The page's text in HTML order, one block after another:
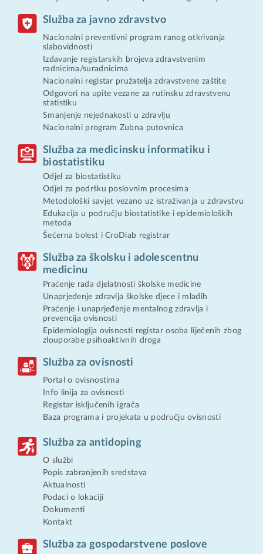
Služba za javno zdravstvo
Nacionalni preventivni program ranog otkrivanja
slabovidnosti
Izdavanje registarskih brojeva zdravstvenim
radnicima/suradnicima
Nacionalni registar pružatelja zdravstvene zaštite
Odgovori na upite vezane za rutinsku zdravstvenu
statistiku
Smanjenje nejednakosti u zdravlju
Nacionalni program Zubna putovnica
Služba za medicinsku informatiku i
biostatistiku
Odjel za biostatistiku
Odjel za podršku poslovnim procesima
Metodološki savjet vezano uz istraživanja u zdravstvu
Edukacija u području biostatistike i epidemioloških
metoda
Šećerna bolest i CroDiab registrar
Služba za školsku i adolescentnu
medicinu
Praćenje rada djelatnosti školske medicine
Unaprjeđenje zdravlja školske djece i mladih
Praćenje i unaprjeđenje mentalnog zdravlja i
prevencija ovisnosti
Epidemiologija ovisnosti registar osoba liječenih zbog
zlouporabe psihoaktivnih droga
Služba za ovisnosti
Portal o ovisnostima
Info linija za ovisnosti
Registar isključenih igrača
Baza programa i projekata u području ovisnosti
Služba za antidoping
O službi
Popis zabranjenih sredstava
Aktualnosti
Podaci o lokaciji
Dokumenti
Kontakt
Služba za gospodarstvene poslove